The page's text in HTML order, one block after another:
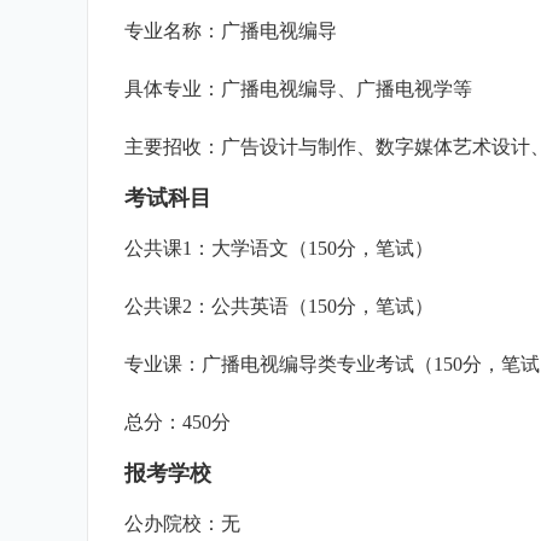
专业名称：广播电视编导
具体专业：广播电视编导、广播电视学等
主要招收：广告设计与制作、数字媒体艺术设计
考试科目
公共课1：大学语文（150分，笔试）
公共课2：公共英语（150分，笔试）
专业课：广播电视编导类专业考试（150分，笔试
总分：450分
报考学校
公办院校：无